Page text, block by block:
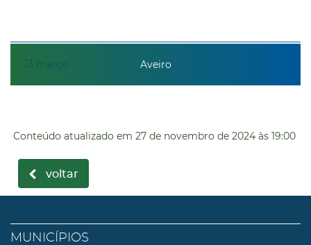
13 março Aveiro
Conteúdo atualizado em 27 de novembro de 2024 às 19:00
voltar
MUNICÍPIOS